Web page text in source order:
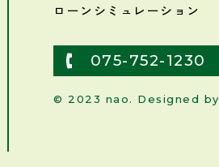
ローンシミュレーション
075-752-1230
© 2023 nao. Designed by